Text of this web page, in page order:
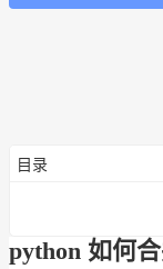
目录
python 如何